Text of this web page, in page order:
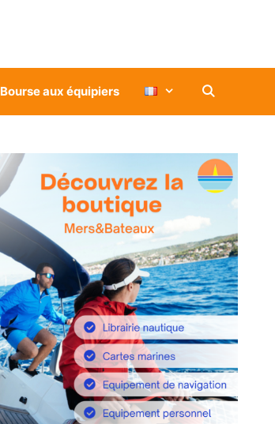
Bourse aux équipiers